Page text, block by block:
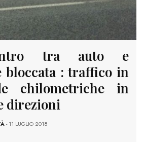
tra auto e
bloccata : traffico in
chilometriche in
direzioni
- 11 LUGLIO 2018